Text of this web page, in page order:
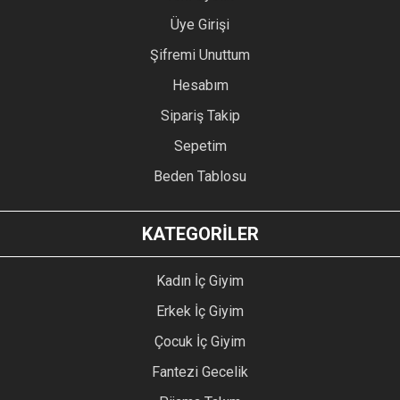
Üye Girişi
Şifremi Unuttum
Hesabım
Sipariş Takip
Sepetim
Beden Tablosu
KATEGORİLER
Kadın İç Giyim
Erkek İç Giyim
Çocuk İç Giyim
Fantezi Gecelik